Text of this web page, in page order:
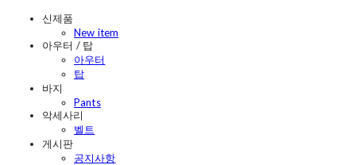
신제품
New item
아우터 / 탑
아우터
탑
바지
Pants
악세사리
벨트
게시판
공지사항